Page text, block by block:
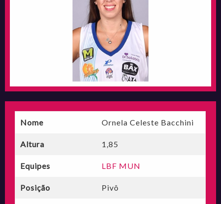
Nome Ornela Celeste Bacchini
Altura 1,85
Equipes LBF MUN
Posição Pivô